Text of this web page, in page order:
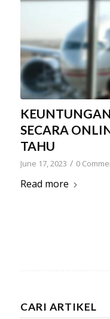
SECARA
TAHU
June 17, 2023 / 0
Read more
CARI ARTIKEL